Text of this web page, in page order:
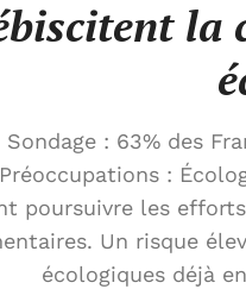
la
Sondage : 63% des
:
poursuivre les
Un risque
écologiques déjà